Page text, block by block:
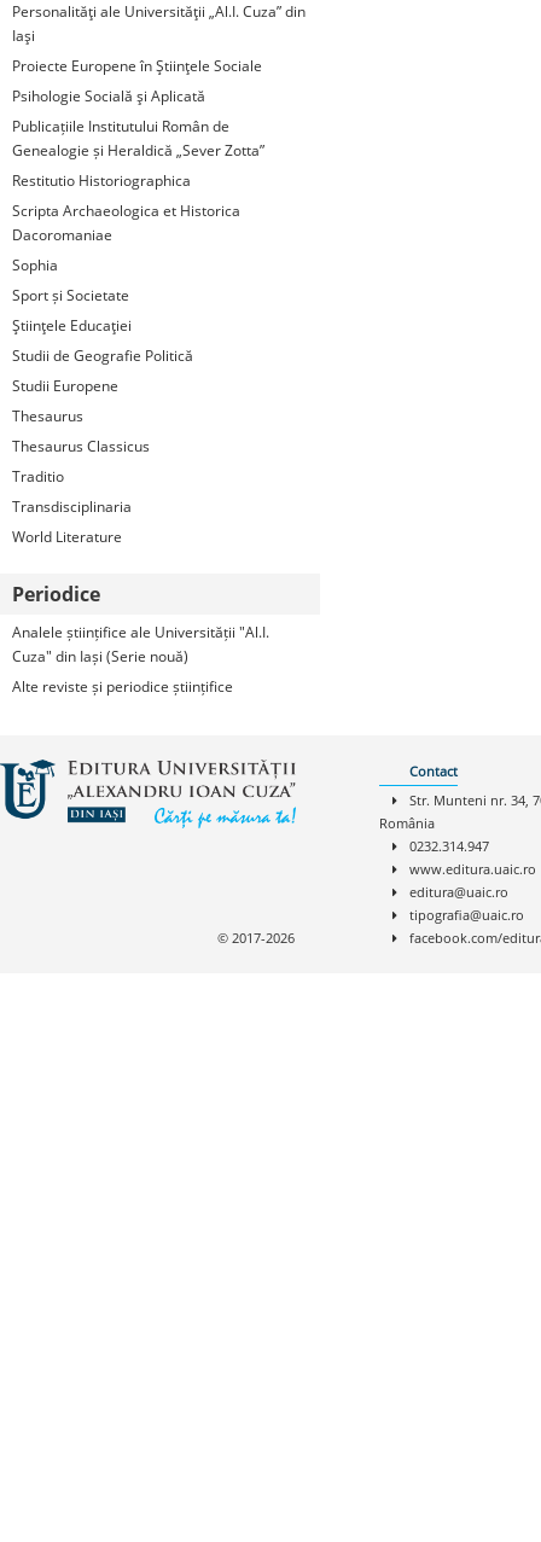
Personalităţi ale Universităţii „Al.I. Cuza” din
Iaşi
Proiecte Europene în Ştiinţele Sociale
Psihologie Socială şi Aplicată
Publicațiile Institutului Român de
Genealogie și Heraldică „Sever Zotta”
Restitutio Historiographica
Scripta Archaeologica et Historica
Dacoromaniae
Sophia
Sport și Societate
Ştiinţele Educaţiei
Studii de Geografie Politică
Studii Europene
Thesaurus
Thesaurus Classicus
Traditio
Transdisciplinaria
World Literature
Periodice
Analele științifice ale Universității "Al.I.
Cuza" din Iași (Serie nouă)
Alte reviste și periodice științifice
Contact
Str. Munteni nr. 34,
România
0232.314.947
www.editura.uaic.ro
editura@uaic.ro
tipografia@uaic.ro
facebook.com/
© 2017-2026